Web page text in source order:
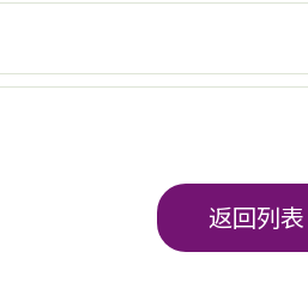
返回列表